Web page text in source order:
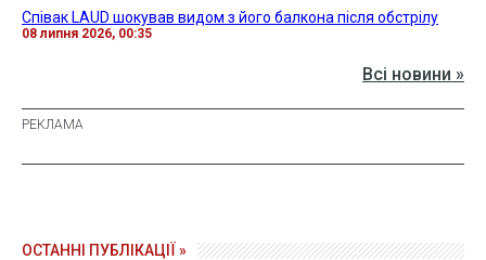
Співак LAUD шокував видом з його балкона після обстрілу
08 липня 2026, 00:35
Всі новини »
ОСТАННІ ПУБЛІКАЦІЇ »